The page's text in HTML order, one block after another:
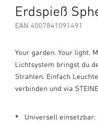
Erdspieß
EAN 4007841091491
Your garden. Your light.
Lichtsystem bringst du
Strahlen. Einfach
verbinden und via
Universell